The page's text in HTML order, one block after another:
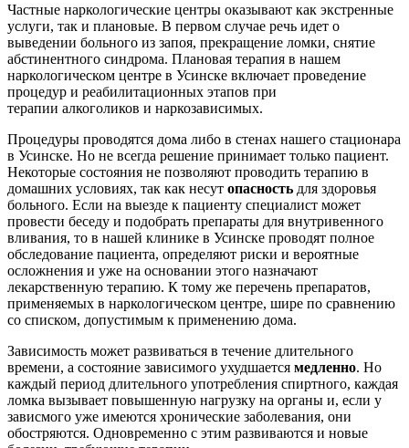
Частные наркологические центры оказывают как экстренные
услуги, так и плановые. В первом случае речь идет о
выведении больного из запоя, прекращение ломки, снятие
абстинентного синдрома. Плановая терапия в нашем
наркологическом центре в Усинске включает проведение
процедур и реабилитационных этапов при
терапии алкоголиков и наркозависимых.
Процедуры проводятся дома либо в стенах нашего стационара
в Усинске. Но не всегда решение принимает только пациент.
Некоторые состояния не позволяют проводить терапию в
домашних условиях, так как несут опасность для здоровья
больного. Если на выезде к пациенту специалист может
провести беседу и подобрать препараты для внутривенного
вливания, то в нашей клинике в Усинске проводят полное
обследование пациента, определяют риски и вероятные
осложнения и уже на основании этого назначают
лекарственную терапию. К тому же перечень препаратов,
применяемых в наркологическом центре, шире по сравнению
со списком, допустимым к применению дома.
Зависимость может развиваться в течение длительного
времени, а состояние зависимого ухудшается медленно. Но
каждый период длительного употребления спиртного, каждая
ломка вызывает повышенную нагрузку на органы и, если у
зависмого уже имеются хронические заболевания, они
обостряются. Одновременно с этим развиваются и новые